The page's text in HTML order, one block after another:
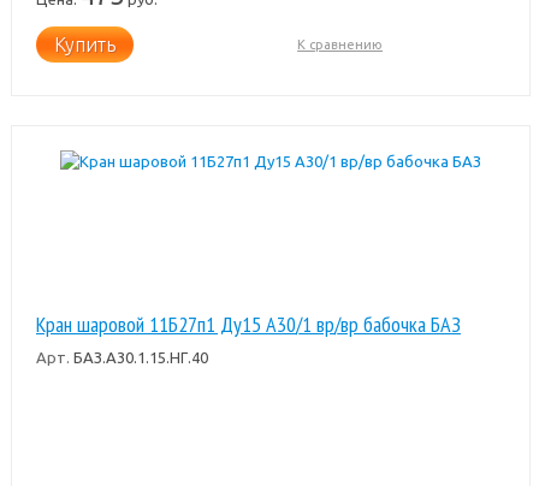
Купить К сравнению
Кран шаровой 11Б27п1 Ду15 А30/1 вр/вр бабочка БАЗ
Арт. БАЗ.А30.1.15.НГ.40